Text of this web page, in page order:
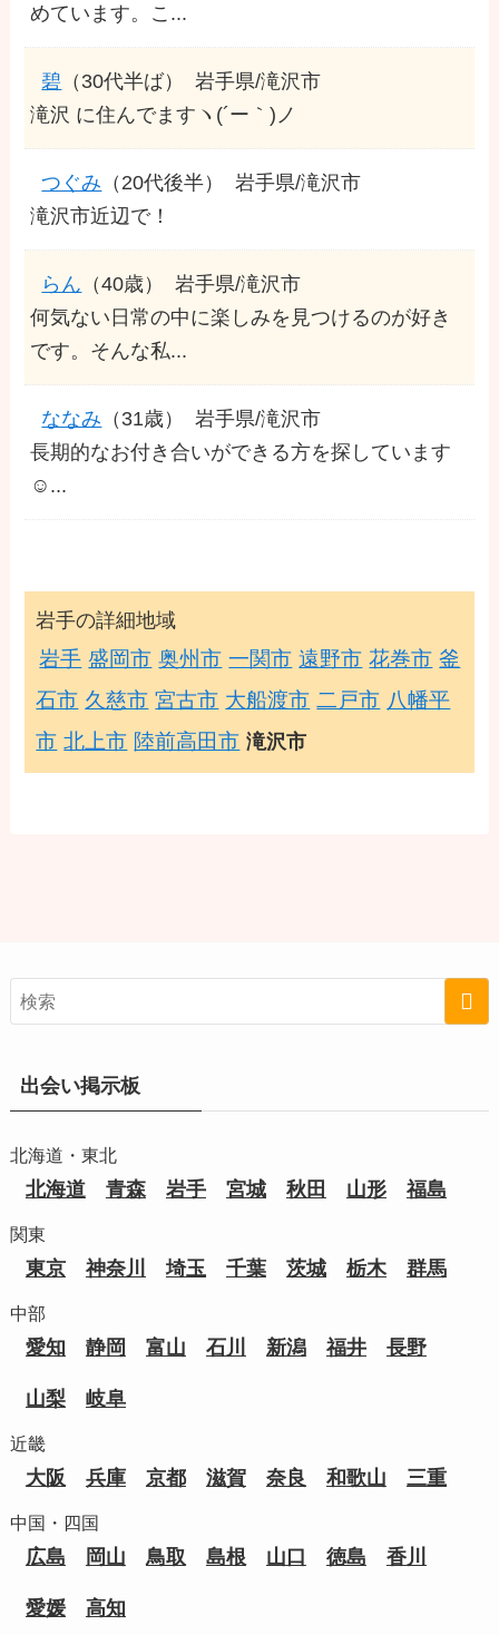
めています。こ...
碧 （30代半ば）
岩手県/滝沢市
滝沢 に住んでますヽ(´ー｀)ノ
つぐみ （20代後半）
岩手県/滝沢市
滝沢市近辺で！
らん （40歳）
岩手県/滝沢市
何気ない日常の中に楽しみを見つけるのが好き
です。そんな私...
ななみ （31歳）
岩手県/滝沢市
長期的なお付き合いができる方を探しています
☺️...
岩手の詳細地域
岩手 盛岡市 奥州市 一関市 遠野市 花巻市 釜
石市 久慈市 宮古市 大船渡市 二戸市 八幡平
市 北上市 陸前高田市 滝沢市
出会い掲示板
北海道・東北
北海道 青森 岩手 宮城 秋田 山形 福島
関東
東京 神奈川 埼玉 千葉 茨城 栃木 群馬
中部
愛知 静岡 富山 石川 新潟 福井 長野
山梨 岐阜
近畿
大阪 兵庫 京都 滋賀 奈良 和歌山 三重
中国・四国
広島 岡山 鳥取 島根 山口 徳島 香川
愛媛 高知